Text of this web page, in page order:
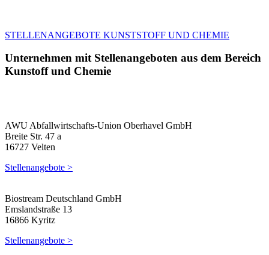
STELLENANGEBOTE KUNSTSTOFF UND CHEMIE
Unternehmen mit Stellenangeboten aus dem Bereich
Kunstoff und Chemie
AWU Abfallwirtschafts-Union Oberhavel GmbH
Breite Str. 47 a
16727 Velten
Stellenangebote >
Biostream Deutschland GmbH
Emslandstraße 13
16866 Kyritz
Stellenangebote >